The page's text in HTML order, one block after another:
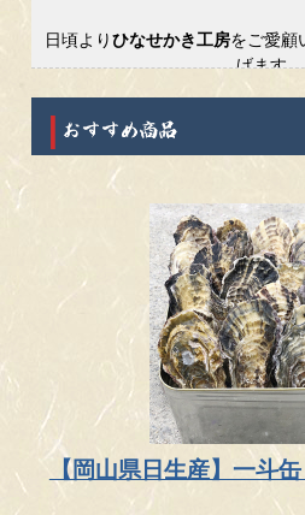
日頃より ひなせかき工房をご愛顧
げます。
今シーズンの牡蠣販売でございま
をもちまして
なりました
次回の販売開始時期につきまして
いただきま
季節の変わり目、皆様どう
2026.3.31
日頃より当店をご愛顧いただ
ます。
むき身牡蠣
について、下記の
【岡山県日生産】一斗